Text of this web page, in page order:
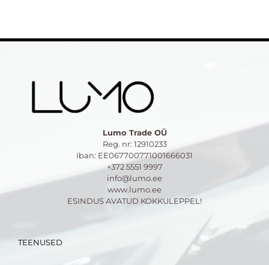
Lumo Trade OÜ
Reg. nr: 12910233
Iban: EE067700771001666031
+372 5551 9997
info@lumo.ee
www.lumo.ee
ESINDUS AVATUD KOKKULEPPEL!
TEENUSED